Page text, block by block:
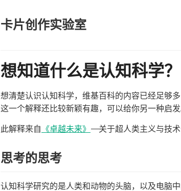
卡片创作实验室
想知道什么是认知科学
想清楚认识认知科学，维基百科的内容已经足够
这一个解释还比较新颖有趣，可以给你另一种启发
此解释来自 《卓越未来》 ——关于超人类主义与技
思考的思考
认知科学研究的是人类和动物的头脑，以及电脑